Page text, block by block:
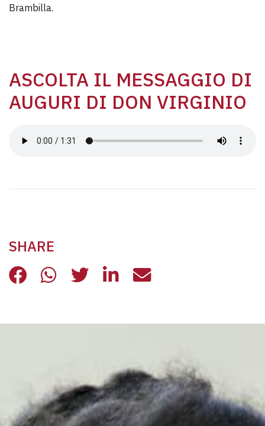
Brambilla.
ASCOLTA IL MESSAGGIO DI
AUGURI DI DON VIRGINIO
SHARE
LE CELEBRAZIONI DI NATALE ALLA
LE CELEBRAZIONI DI NATALE
LE CELEBRAZIONI DI
LE CELEBRAZIONI DI
LE